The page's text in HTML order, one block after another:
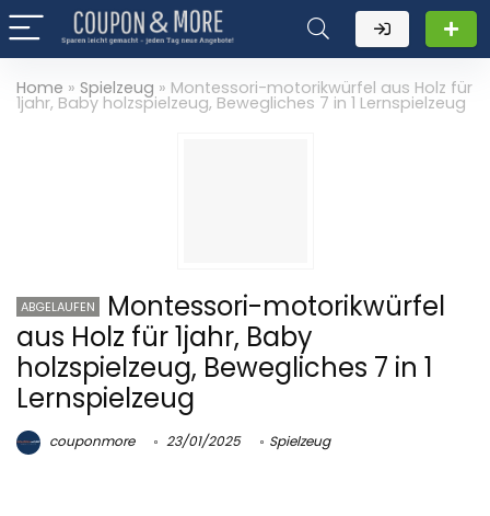
Home » Spielzeug » Montessori-motorikwürfel aus Holz für
1jahr, Baby holzspielzeug, Bewegliches 7 in 1 Lernspielzeug
ABGELAUFEN
Montessori-motorikwürfel
aus Holz für 1jahr, Baby
holzspielzeug, Bewegliches 7 in 1
Lernspielzeug
couponmore 23/01/2025 Spielzeug